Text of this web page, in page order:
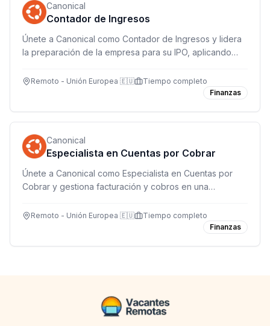
Canonical
Contador de Ingresos
Únete a Canonical como Contador de Ingresos y lidera
la preparación de la empresa para su IPO, aplicando
Remoto - Unión Europea 🇪🇺
Tiempo completo
Finanzas
Canonical
Especialista en Cuentas por Cobrar
Únete a Canonical como Especialista en Cuentas por
Cobrar y gestiona facturación y cobros en una
trabajo remoto en EMEA.
Remoto - Unión Europea 🇪🇺
Tiempo completo
Finanzas